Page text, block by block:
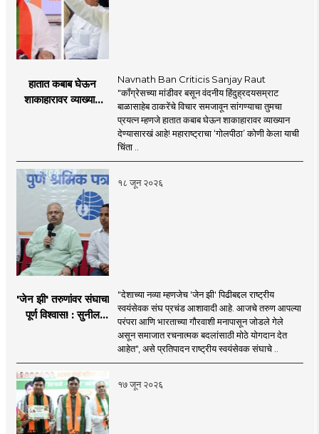
हातात कबाब घेऊन
शाकाहारावर व्याख्यान
Navnath Ban Criticis Sanjay Raut
"काँग्रेसच्या मांडीवर बसून वंदनीय हिंदुह्रदयसम्राट
बाळासाहेब ठाकरेंचे विचार समजावून सांगण्याचा तुमचा
प्रयत्न म्हणजे हातात कबाब घेऊन शाकाहारावर व्याख्यान
देण्यासारखं आहे! महाराष्ट्राचा ‘गोलपीठा’ कोणी केला याची
चिंता ..
१८ जून २०२६
'जेन झी' तरुणांवर संघाचा
पूर्ण विश्वास! : सुनील
"देशाच्या नव्या म्हणजेच 'जेन झी' पिढीबद्दल राष्ट्रीय
स्वयंसेवक संघ प्रचंड आशावादी आहे. आजचे तरुण आपल्या
परंपरा आणि भारताच्या गौरवाशी मनापासून जोडले गेले
असून समाजात रचनात्मक बदलांसाठी मोठे योगदान देत
आहेत", असे प्रतिपादन राष्ट्रीय स्वयंसेवक संघाचे ..
१७ जून २०२६